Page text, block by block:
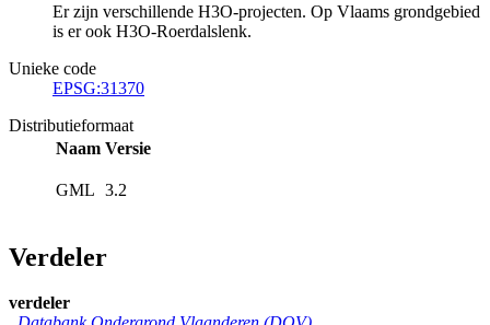
Er zijn verschillende H3O-projecten. Op Vlaams grondgebied
is er ook H3O-Roerdalslenk.
Unieke code
EPSG:31370
Distributieformaat
Naam Versie
GML 3.2
Verdeler
verdeler